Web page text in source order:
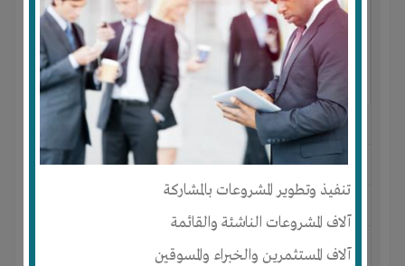
تنفيذ وتطوير المشروعات بالمشاركة
آلاف المشروعات الناشئة والقائمة
آلاف المستثمرين والخبراء والمسوقين
النوع :مستحضرات تجميل
العنوان :المغرب-
AGADIR
-سوس
يحتاج إلي : تسويق
آخر نشاط : منذ 9 اشهر عدد الاعضاء : 0 الأعضاء